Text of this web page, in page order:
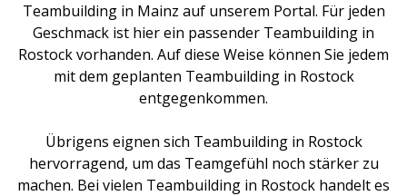
Teambuilding in Mainz auf unserem Portal. Für jeden
Geschmack ist hier ein passender Teambuilding in
Rostock vorhanden. Auf diese Weise können Sie jedem
mit dem geplanten Teambuilding in Rostock
entgegenkommen.
Übrigens eignen sich Teambuildingin Rostock
hervorragend, um das Teamgefühl noch stärker zu
machen. Bei vielen Teambuilding in Rostock handelt es